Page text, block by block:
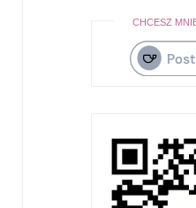
CHCESZ